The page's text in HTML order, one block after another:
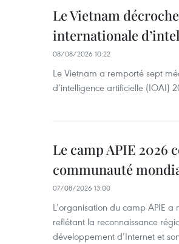
Le Vietnam
internationale
08/08/2026 10:22
Le Vietnam a remporté sept
d’intelligence artificielle (IOAI)
Le camp APIE 2026
communauté
07/08/2026 13:00
L’organisation du camp APIE
reflétant la reconnaissance
développement d’Internet et